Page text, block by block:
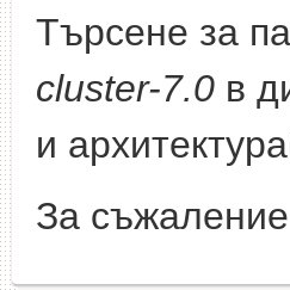
Търсене за
cluster-7.0 в
и
За